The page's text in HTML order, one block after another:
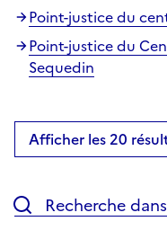
Point-justice du
Point-justice du
Sequedin
Afficher les 20
Recherche